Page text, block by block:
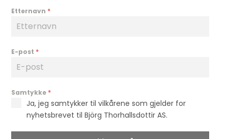
Etternavn *
E-post *
Samtykke *
Ja, jeg samtykker til vilkårene som gjelder for
nyhetsbrevet til Björg Thorhallsdottir AS.